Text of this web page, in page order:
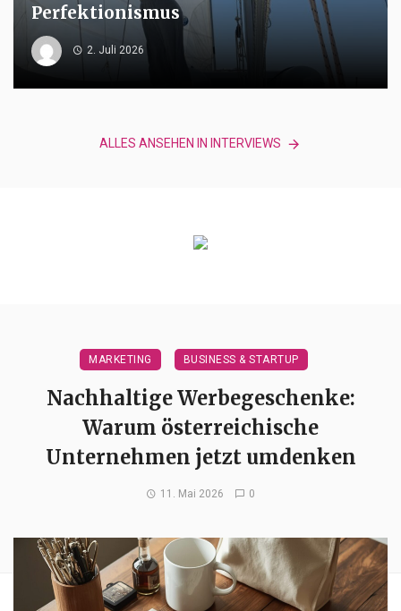
Perfektionismus
2. Juli 2026
ALLES ANSEHEN IN INTERVIEWS
MARKETING BUSINESS & STARTUP
Nachhaltige Werbegeschenke:
Warum österreichische
Unternehmen jetzt umdenken
11. Mai 2026 0